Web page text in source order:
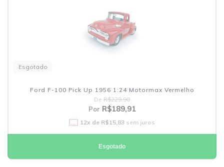
Esgotado
Ford F-100 Pick Up 1956 1:24 Motormax Vermelho
De R$229,90
Por R$189,91
12x de R$15,83 sem juros
Esgotado